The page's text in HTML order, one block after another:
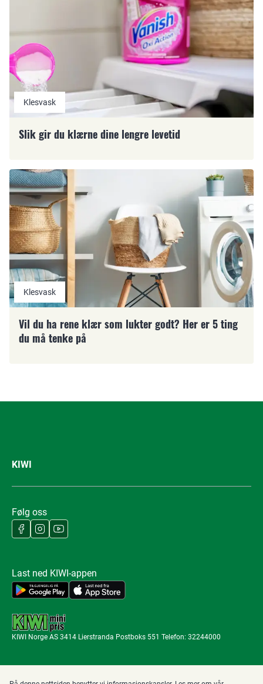
Klesvask
Slik gir du klærne dine lengre levetid
Klesvask
Vil du ha rene klær som lukter godt? Her er 5 ting
du må tenke på
KIWI
Følg oss
Last ned KIWI-appen
KIWI Norge AS 3414 Lierstranda Postboks 551 Telefon: 32244000